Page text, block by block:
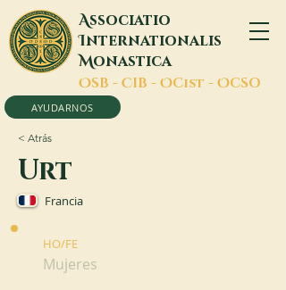
Associatio
Internationalis
Monastica
OSB - CIB - OCist - OCSO
AYUDARNOS
< Atrás
Urt
Francia
HO/FE
Mujeres